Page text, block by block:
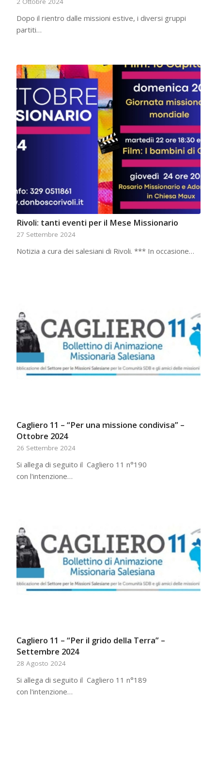
Dopo il rientro dalle missioni estive, i diversi gruppi
partiti…
Rivoli: tanti eventi per il Mese Missionario
27 Settembre 2024
Notizia a cura dei salesiani di Rivoli. *** In occasione…
Cagliero 11 – “Per una missione condivisa” –
Ottobre 2024
26 Settembre 2024
Si allega di seguito il Cagliero 11 n°190
con l'intenzione…
Cagliero 11 – “Per il grido della Terra” –
Settembre 2024
28 Agosto 2024
Si allega di seguito il Cagliero 11 n°189
con l'intenzione…